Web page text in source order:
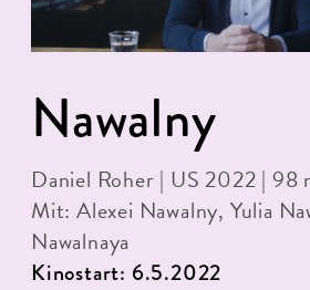
Nawalny
Daniel Roher | US 2022 | 98
Mit: Alexei Nawalny, Yulia
Nawalnaya
Kinostart: 6.5.2022